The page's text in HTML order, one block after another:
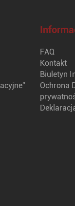
FAQ
Kontakt
Biuletyn
Ochrona